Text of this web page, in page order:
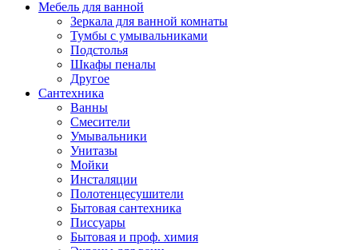
Мебель для ванной
Зеркала для ванной комнаты
Тумбы с умывальниками
Подстолья
Шкафы пеналы
Другое
Сантехника
Ванны
Смесители
Умывальники
Унитазы
Мойки
Инсталяции
Полотенцесушители
Бытовая сантехника
Писсуары
Бытовая и проф. химия